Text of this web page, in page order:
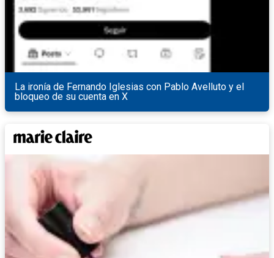
La ironía de Fernando Iglesias con Pablo Avelluto y el
bloqueo de su cuenta en X